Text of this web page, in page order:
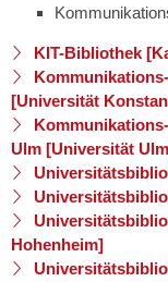
KIT-Bibliothek
[Universität
Ulm [Universität
Hohenheim]